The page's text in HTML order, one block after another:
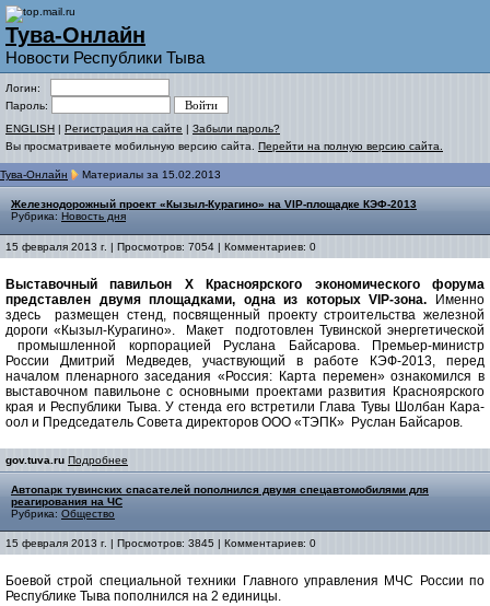
Тува-Онлайн
Новости Республики Тыва
Логин:
Пароль:
ENGLISH | Регистрация на сайте | Забыли пароль?
Вы просматриваете мобильную версию сайта. Перейти на полную версию сайта.
Тува-Онлайн Материалы за 15.02.2013
Железнодорожный проект «Кызыл-Курагино» на VIP-площадке КЭФ-2013
Рубрика: Новость дня
15 февраля 2013 г. | Просмотров: 7054 | Комментариев: 0
Выставочный павильон Х Красноярского экономического форума
представлен двумя площадками, одна из которых VIP-зона.
Именно
здесь размещен стенд, посвященный проекту строительства железной
дороги «Кызыл-Курагино». Макет подготовлен Тувинской энергетической
промышленной корпорацией Руслана Байсарова. Премьер-министр
России Дмитрий Медведев, участвующий в работе КЭФ-2013, перед
началом пленарного заседания «Россия: Карта перемен» ознакомился в
выставочном павильоне с основными проектами развития Красноярского
края и Республики Тыва. У стенда его встретили Глава Тувы Шолбан Кара-
оол и Председатель Совета директоров ООО «ТЭПК» Руслан Байсаров.
gov.tuva.ru Подробнее
Автопарк тувинских спасателей пополнился двумя спецавтомобилями для
реагирования на ЧС
Рубрика: Общество
15 февраля 2013 г. | Просмотров: 3845 | Комментариев: 0
Боевой строй специальной техники Главного управления МЧС России по
Республике Тыва пополнился на 2 единицы.